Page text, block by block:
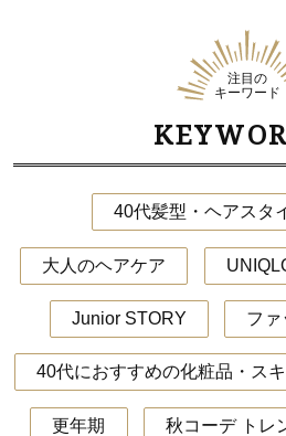
注目の
キーワード
40代髪型・ヘアスタ
大人のヘアケア
Junior STORY フ
更年期 秋コーデ トレ